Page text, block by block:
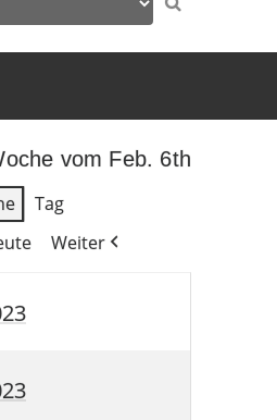
vom Feb. 6th
Tag
Weiter